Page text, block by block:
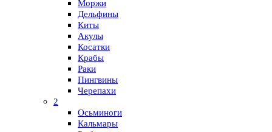
Моржи
Дельфины
Киты
Акулы
Косатки
Крабы
Раки
Пингвины
Черепахи
2
Осьминоги
Кальмары